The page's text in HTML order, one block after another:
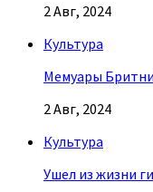
2 Авг, 2024
Культура
Мемуары
2 Авг, 2024
Культура
Ушел из жизни